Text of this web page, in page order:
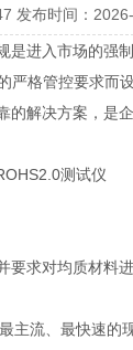
发布时间：
进入市场的强制
格管控要求而
解决方案，是
求对均质材料
流、最快速的